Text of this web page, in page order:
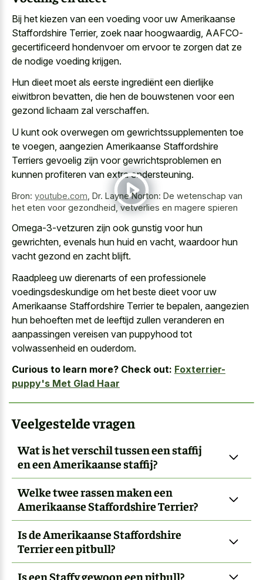
Bij het kiezen van een voeding voor uw Amerikaanse
Staffordshire Terrier, zoek naar hoogwaardig, AAFCO-
gecertificeerd hondenvoer om ervoor te zorgen dat ze
de nodige voeding krijgen.
Hun dieet moet als eerste ingrediënt een dierlijke
eiwitbron bevatten, die hen de bouwstenen voor een
gezond lichaam zal verschaffen.
U kunt ook overwegen om gewrichtssupplementen toe
te voegen, aangezien Amerikaanse Staffordshire
Terriers gevoelig zijn voor gewrichtsproblemen en
kunnen profiteren van extra ondersteuning.
Bron: youtube.com Dr. Layne Norton: De wetenschap van
het eten voor gezondheid, vetverlies en magere spieren
Omega-3-vetzuren zijn ook gunstig voor hun
gewrichten, evenals hun huid en vacht, waardoor hun
vacht gezond en zacht blijft.
Raadpleeg uw dierenarts of een professionele
voedingsdeskundige om het beste dieet voor uw
Amerikaanse Staffordshire Terrier te bepalen, aangezien
hun behoeften met de leeftijd zullen veranderen en
aanpassingen vereisen van puppyhood tot
volwassenheid en ouderdom.
Curious to learn more? Check out: Foxterrier-
puppy's Met Glad Haar
Veelgestelde vragen
Wat is het verschil tussen een staffij
en een Amerikaanse staffij?
Welke twee rassen maken een
Amerikaanse Staffordshire Terrier?
Is de Amerikaanse Staffordshire
Terrier een pitbull?
Is een Staffy gewoon een pitbull?